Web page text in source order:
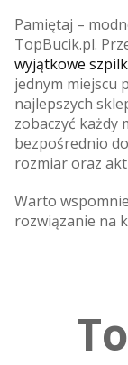
Pamiętaj –
TopBucik.pl.
wyjątkowe
jednym miejscu
najlepszych
zobaczyć każdy
bezpośrednio
rozmiar oraz
Warto
rozwiązanie na